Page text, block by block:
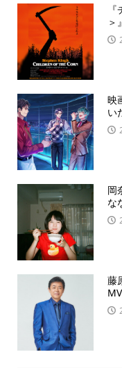
＞
映
い
岡
な
藤